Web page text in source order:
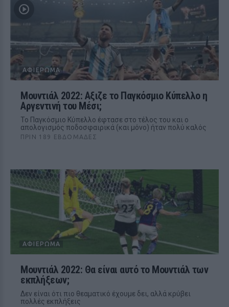
ΑΦΙΈΡΩΜΑ
Μουντιάλ 2022: Αξιζε το Παγκόσμιο Κύπελλο η
Αργεντινή του Μέσι;
Το Παγκόσμιο Κύπελλο έφτασε στο τέλος του και ο
απολογισμός ποδοσφαιρικά (και μόνο) ήταν πολύ καλός
ΠΡΙΝ 189 ΕΒΔΟΜΆΔΕΣ
ΑΦΙΈΡΩΜΑ
Μουντιάλ 2022: Θα είναι αυτό το Μουντιάλ των
εκπλήξεων;
Δεν είναι ότι πιο θεαματικό έχουμε δει, αλλά κρύβει
πολλές εκπλήξεις